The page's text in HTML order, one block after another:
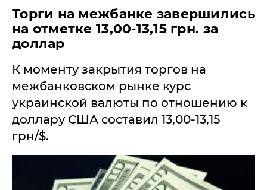
Торги на межбанке завершились
на отметке 13,00-13,15 грн. за
доллар
К моменту закрытия торгов на
межбанковском рынке курс
украинской валюты по отношению к
доллару США составил 13,00-13,15
грн/$.